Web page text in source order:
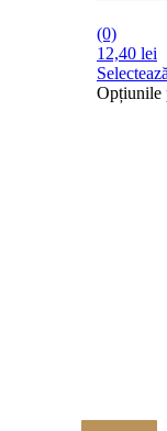
(0)
12,40 lei
Opțiunile